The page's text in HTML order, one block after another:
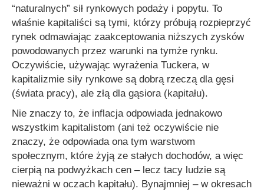
“naturalnych” sił rynkowych podaży i popytu. To
właśnie kapitaliści są tymi, którzy próbują rozpieprzyć
rynek odmawiając zaakceptowania niższych zysków
powodowanych przez warunki na tymże rynku.
Oczywiście, używając wyrażenia Tuckera, w
kapitalizmie siły rynkowe są dobrą rzeczą dla gęsi
(świata pracy), ale złą dla gąsiora (kapitału).
Nie znaczy to, że inflacja odpowiada jednakowo
wszystkim kapitalistom (ani też oczywiście nie
znaczy, że odpowiada ona tym warstwom
społecznym, które żyją ze stałych dochodów, a więc
cierpią na podwyżkach cen – lecz tacy ludzie są
nieważni w oczach kapitału). Bynajmniej – w okresach